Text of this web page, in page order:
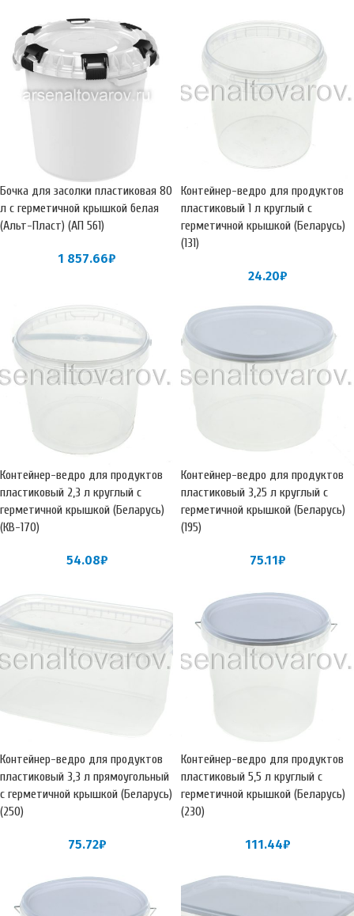
Бочка для засолки пластиковая 80
л с герметичной крышкой белая
(Альт-Пласт) (АП 561)
1 857.66₽
Контейнер-ведро для продуктов
пластиковый 1 л круглый с
герметичной крышкой (Беларусь)
(131)
24.20₽
Контейнер-ведро для продуктов
пластиковый 2,3 л круглый с
герметичной крышкой (Беларусь)
(КВ-170)
54.08₽
Контейнер-ведро для продуктов
пластиковый 3,25 л круглый с
герметичной крышкой (Беларусь)
(195)
75.11₽
Контейнер-ведро для продуктов
пластиковый 3,3 л прямоугольный
с герметичной крышкой (Беларусь)
(250)
75.72₽
Контейнер-ведро для продуктов
пластиковый 5,5 л круглый с
герметичной крышкой (Беларусь)
(230)
111.44₽